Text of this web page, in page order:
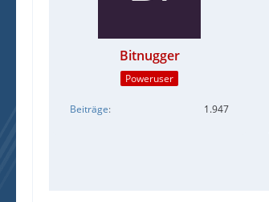
Bitnugger
Poweruser
Beiträge 1.947